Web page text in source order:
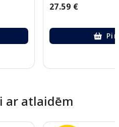
27.59 €
ar atlaidēm